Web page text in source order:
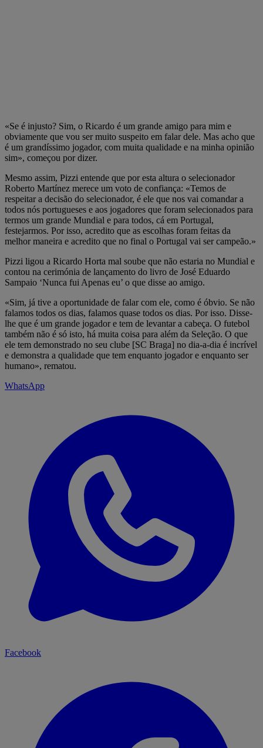
«Se é injusto? Sim, o Ricardo é um grande amigo para mim e
obviamente que vou ser muito suspeito em falar dele. Mas acho que
é um grandíssimo jogador, com muita qualidade e na minha opinião
sim», começou por dizer.
Mesmo assim, Pizzi entende que por esta altura o selecionador
Roberto Martínez merece um voto de confiança: «Temos de
respeitar a decisão do selecionador, é ele que nos vai comandar a
todos nós portugueses e aos jogadores que foram selecionados para
termos um grande Mundial e para todos, cá em Portugal,
festejarmos. Por isso, acredito que as escolhas foram feitas da
melhor maneira e acredito que no final o Portugal vai ser campeão.»
Pizzi ligou a Ricardo Horta mal soube que não estaria no Mundial e
contou na cerimónia de lançamento do livro de José Eduardo
Sampaio ‘Nunca fui Apenas eu’ o que disse ao amigo.
«Sim, já tive a oportunidade de falar com ele, como é óbvio. Se não
falamos todos os dias, falamos quase todos os dias. Por isso. Disse-
lhe que é um grande jogador e tem de levantar a cabeça. O futebol
também não é só isto, há muita coisa para além da Seleção. O que
ele tem demonstrado no seu clube [SC Braga] no dia-a-dia é incrível
e demonstra a qualidade que tem enquanto jogador e enquanto ser
humano», rematou.
WhatsApp
Facebook